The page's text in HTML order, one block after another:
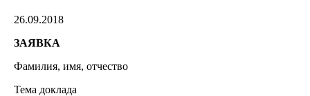
26.09.2018
ЗАЯВКА
Фамилия, имя, отчество
Тема доклада